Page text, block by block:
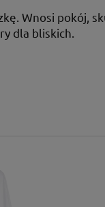
Wnosi pokój,
dla bliskich.